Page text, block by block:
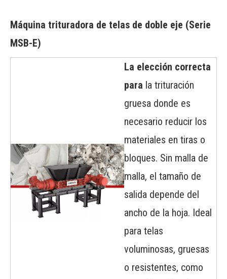
Máquina trituradora de telas de doble eje (Serie
MSB-E)
La elección correcta
para la trituración
gruesa donde es
necesario reducir los
materiales en tiras o
bloques. Sin malla de
malla, el tamaño de
salida depende del
ancho de la hoja. Ideal
para telas
voluminosas, gruesas
o resistentes, como